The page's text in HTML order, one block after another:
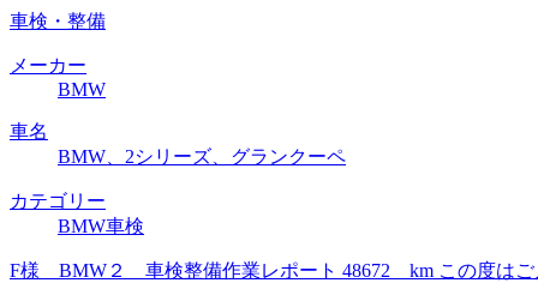
車検・整備
メーカー
BMW
車名
BMW、2シリーズ、グランクーペ
カテゴリー
BMW車検
F様 BMW２ 車検整備作業レポート 48672 km この度はご